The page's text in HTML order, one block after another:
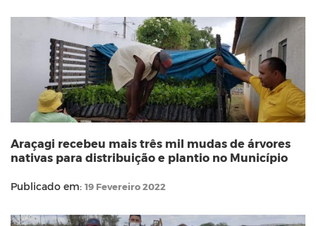
Araçagi recebeu mais três mil mudas de árvores
nativas para distribuição e plantio no Município
Publicado em: 19 Fevereiro 2022